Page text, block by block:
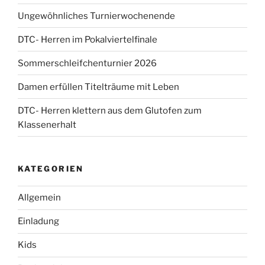
Ungewöhnliches Turnierwochenende
DTC- Herren im Pokalviertelfinale
Sommerschleifchenturnier 2026
Damen erfüllen Titelträume mit Leben
DTC- Herren klettern aus dem Glutofen zum
Klassenerhalt
KATEGORIEN
Allgemein
Einladung
Kids